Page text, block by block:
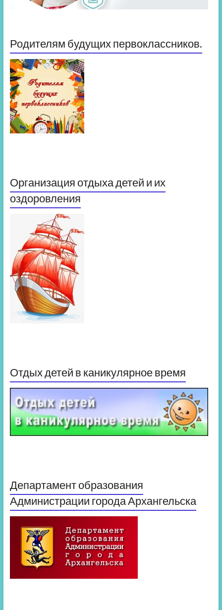
Родителям будущих первоклассников.
Организация отдыха детей и их
оздоровления
Отдых детей в каникулярное время
Департамент образования
Администрации города Архангельска